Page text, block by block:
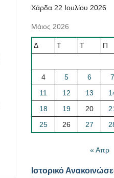
Χάρδα 22 Ιουλίου 2026
Μάιος 2026
Δ Τ Τ Π
4
5 6 7
11
12 13
18
19 20
25
26 27
« Απρ
Ιστορικό